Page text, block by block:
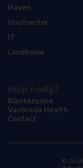
Haven
Hout­sec­tor
IT
Land­bouw
Klan­ten­zo­ne
Van­b­re­da Health
Con­tact
©